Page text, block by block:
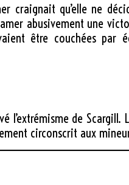
craignait qu’elle ne
abusivement une
être couchées par
l’extrémisme de Scargill.
circonscrit aux